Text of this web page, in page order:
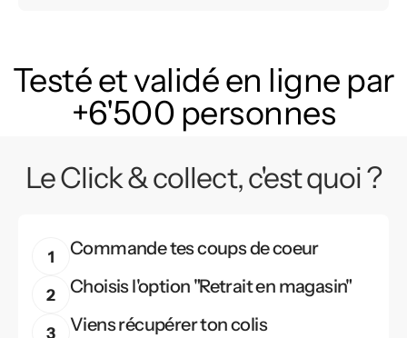
Testé et validé en ligne par
+6'500 personnes
Le Click & collect, c'est quoi ?
Commande tes coups de coeur
Choisis l'option "Retrait en magasin"
Viens récupérer ton colis